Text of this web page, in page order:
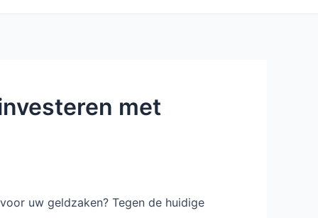
met
uw geldzaken? Tegen de huidige